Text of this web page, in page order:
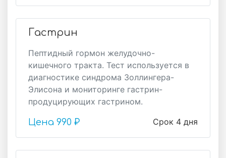
Гастрин
Пептидный гормон желудочно-
кишечного тракта. Тест используется в
диагностике синдрома Золлингера-
Элисона и мониторинге гастрин-
продуцирующих гастрином.
Срок 4 дня
Цена 990 ₽